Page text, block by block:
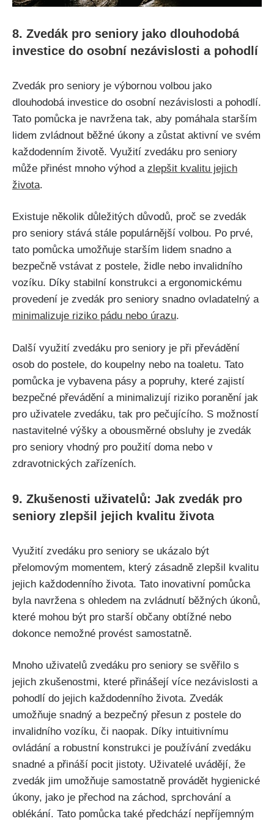
8. Zvedák pro seniory jako dlouhodobá
investice do osobní nezávislosti a pohodlí
Zvedák pro seniory je výbornou volbou jako
dlouhodobá investice do osobní nezávislosti a pohodlí.
Tato pomůcka je navržena tak, aby pomáhala starším
lidem zvládnout běžné úkony a zůstat aktivní ve svém
každodenním životě. Využití zvedáku pro seniory
může přinést mnoho výhod a zlepšit kvalitu jejich
života.
Existuje několik důležitých důvodů, proč se zvedák
pro seniory stává stále populárnější volbou. Po prvé,
tato pomůcka umožňuje starším lidem snadno a
bezpečně vstávat z postele, židle nebo invalidního
vozíku. Díky stabilní konstrukci a ergonomickému
provedení je zvedák pro seniory snadno ovladatelný a
minimalizuje riziko pádu nebo úrazu.
Další využití zvedáku pro seniory je při převádění
osob do postele, do koupelny nebo na toaletu. Tato
pomůcka je vybavena pásy a popruhy, které zajistí
bezpečné převádění a minimalizují riziko poranění jak
pro uživatele zvedáku, tak pro pečujícího. S možností
nastavitelné výšky a obousměrné obsluhy je zvedák
pro seniory vhodný pro použití doma nebo v
zdravotnických zařízeních.
9. Zkušenosti uživatelů: Jak zvedák pro
seniory zlepšil jejich kvalitu života
Využití zvedáku pro seniory se ukázalo být
přelomovým momentem, který zásadně zlepšil kvalitu
jejich každodenního života. Tato inovativní pomůcka
byla navržena s ohledem na zvládnutí běžných úkonů,
které mohou být pro starší občany obtížné nebo
dokonce nemožné provést samostatně.
Mnoho uživatelů zvedáku pro seniory se svěřilo s
jejich zkušenostmi, které přinášejí více nezávislosti a
pohodlí do jejich každodenního života. Zvedák
umožňuje snadný a bezpečný přesun z postele do
invalidního vozíku, či naopak. Díky intuitivnímu
ovládání a robustní konstrukci je používání zvedáku
snadné a přináší pocit jistoty. Uživatelé uvádějí, že
zvedák jim umožňuje samostatně provádět hygienické
úkony, jako je přechod na záchod, sprchování a
oblékání. Tato pomůcka také předchází nepříjemným